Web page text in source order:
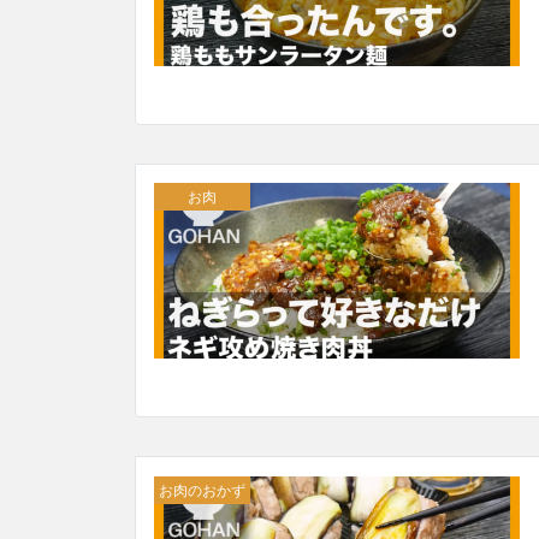
お肉
お肉のおかず